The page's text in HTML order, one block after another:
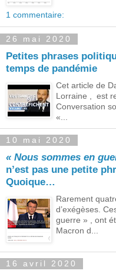
1 commentaire:
26 mai 2020
Petites phrases
temps de pandémie
Cet article de
Lorraine , est
Conversation
«...
10 mai 2020
« Nous sommes en
n’est pas une petite
Quoique…
Rarement
d’exégèses.
guerre » , ont
Macron d...
16 avril 2020